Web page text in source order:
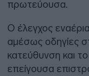
πρωτεύουσα.
Ο έλεγχος
αμέσως οδηγίες
κατεύθυνση και
επείγουσα